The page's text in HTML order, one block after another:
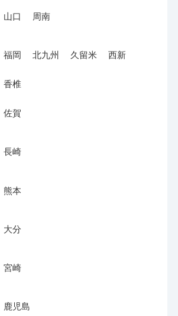
山口 周南
福岡 北九州 久留米 西新
香椎
佐賀
長崎
熊本
大分
宮崎
鹿児島